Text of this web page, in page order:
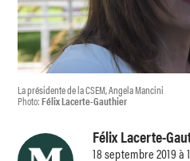
La présidente de la CSEM, Angela Mancini
Photo:Félix Lacerte-Gauthier
Félix Lacerte-
18 septembre 2019